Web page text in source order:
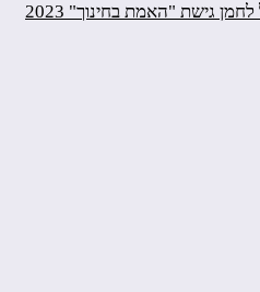
גישת "האמת בחינוך" 2023